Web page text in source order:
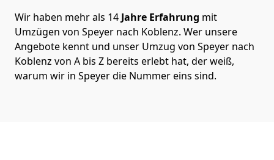
Wir haben mehr als 14 Jahre Erfahrung mit
Umzügen von Speyer nach Koblenz. Wer unsere
Angebote kennt und unser Umzug von Speyer nach
Koblenz von A bis Z bereits erlebt hat, der weiß,
warum wir in Speyer die Nummer eins sind.